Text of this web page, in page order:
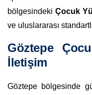
bölgesindeki Çocuk
ve uluslararası
Göztepe
İletişim
Göztepe bölgesinde